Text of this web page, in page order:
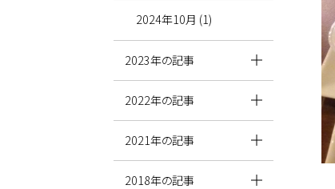
2024年10月 (1)
2023年の記事
2022年の記事
2021年の記事
2018年の記事